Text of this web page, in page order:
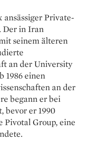
ansässiger Private-
Der in Iran
seinem älteren
an der University
1986 einen
an der
begann er bei
bevor er 1990
Pivotal Group, eine